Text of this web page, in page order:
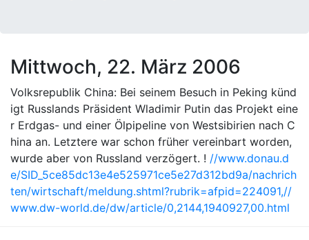
Mittwoch, 22. März 2006
Volksrepublik China: Bei seinem Besuch in Peking künd
igt Russlands Präsident Wladimir Putin das Projekt eine
r Erdgas- und einer Ölpipeline von Westsibirien nach C
hina an. Letztere war schon früher vereinbart worden,
wurde aber von Russland verzögert. ! //www.donau.d
e/SID_5ce85dc13e4e525971ce5e27d312bd9a/nachrich
ten/wirtschaft/meldung.shtml?rubrik=afpid=224091,//
www.dw-world.de/dw/article/0,2144,1940927,00.html